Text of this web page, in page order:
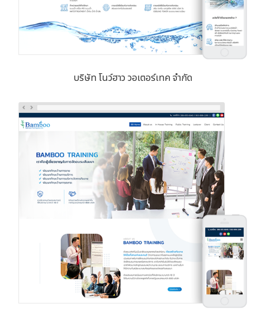
บริษัท โนว์ฮาว วอเตอร์เทค จำกัด